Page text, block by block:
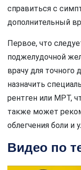
справиться с
дополнительный
Первое, что
поджелудочной
врачу для точного
назначить
рентген или МРТ,
также может
облегчения боли и
Видео по